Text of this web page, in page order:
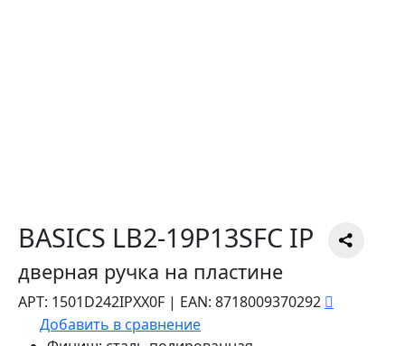
BASICS LB2-19P13SFC IP
дверная ручка на пластине
АРТ: 1501D242IPXX0F | EAN: 8718009370292
Добавить в сравнение